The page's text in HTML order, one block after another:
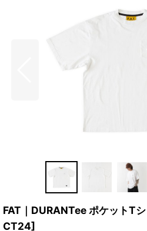
FAT｜DURANTee ポケットT
CT24]